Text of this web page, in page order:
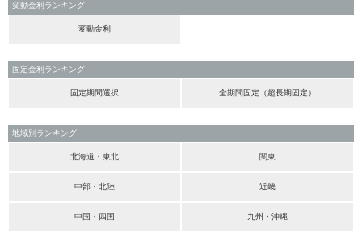
変動金利ランキング
変動金利
固定金利ランキング
固定期間選択 全期間固定（超長期固定）
地域別ランキング
北海道・東北 関東
中部・北陸 近畿
中国・四国 九州・沖縄